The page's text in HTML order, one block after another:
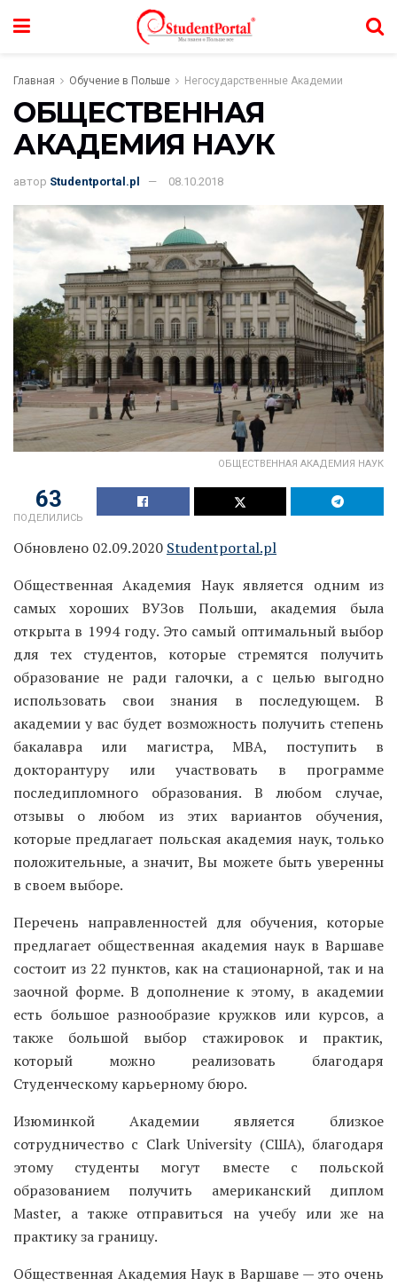
Главная Обучение в Польше Негосударственные Академии
ОБЩЕСТВЕННАЯ
АКАДЕМИЯ НАУК
автор Studentportal.pl 08.10.2018
ОБЩЕСТВЕННАЯ АКАДЕМИЯ НАУК
63
ПОДЕЛИЛИСЬ
Обновлено 02.09.2020 Studentportal.pl
Общественная Академия Наук является одним из
самых хороших ВУЗов Польши, академия была
открыта в 1994 году. Это самый оптимальный выбор
для тех студентов, которые стремятся получить
образование не ради галочки, а с целью выгодно
использовать свои знания в последующем. В
академии у вас будет возможность получить степень
бакалавра или магистра, МВА, поступить в
докторантуру или участвовать в программе
последипломного образования. В любом случае,
отзывы о любом из этих вариантов обучения,
которые предлагает польская академия наук, только
положительные, а значит, Вы можете быть уверенны
в своем выборе.
Перечень направленностей для обучения, которые
предлагает общественная академия наук в Варшаве
состоит из 22 пунктов, как на стационарной, так и на
заочной форме. В дополнение к этому, в академии
есть большое разнообразие кружков или курсов, а
также большой выбор стажировок и практик,
который можно реализовать благодаря
Студенческому карьерному бюро.
Изюминкой Академии является близкое
сотрудничество с Clark University (США), благодаря
этому студенты могут вместе с польской
образованием получить американский диплом
Master, а также отправиться на учебу или же на
практику за границу.
Общественная Академия Наук в Варшаве — это очень